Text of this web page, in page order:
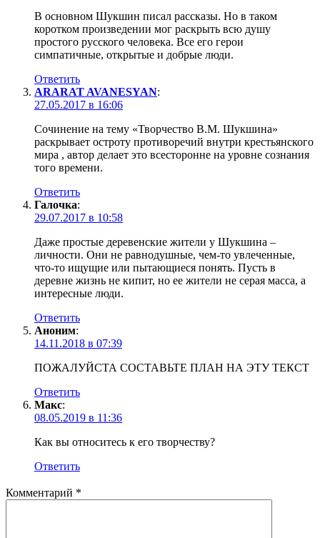
В основном Шукшин писал рассказы. Но в таком
коротком произведении мог раскрыть всю душу
простого русского человека. Все его герои
симпатичные, открытые и добрые люди.
Ответить
ARARAT AVANESYAN:
27.05.2017 в 16:06
Сочинение на тему «Творчество В.М. Шукшина»
раскрывает остроту противоречий внутри крестьянского
мира , автор делает это всесторонне на уровне сознания
того времени.
Ответить
Галочка:
29.07.2017 в 10:58
Даже простые деревенские жители у Шукшина –
личности. Они не равнодушные, чем-то увлеченные,
что-то ищущие или пытающиеся понять. Пусть в
деревне жизнь не кипит, но ее жители не серая масса, а
интересные люди.
Ответить
Аноним:
14.11.2018 в 07:39
ПОЖАЛУЙСТА СОСТАВЬТЕ ПЛАН НА ЭТУ ТЕКСТ
Ответить
Макс:
08.05.2019 в 11:36
Как вы относитесь к его творчеству?
Ответить
Комментарий *